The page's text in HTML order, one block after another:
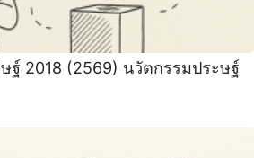
ฐ์ 2018 (2569) นวัตกรรมประษฐ์